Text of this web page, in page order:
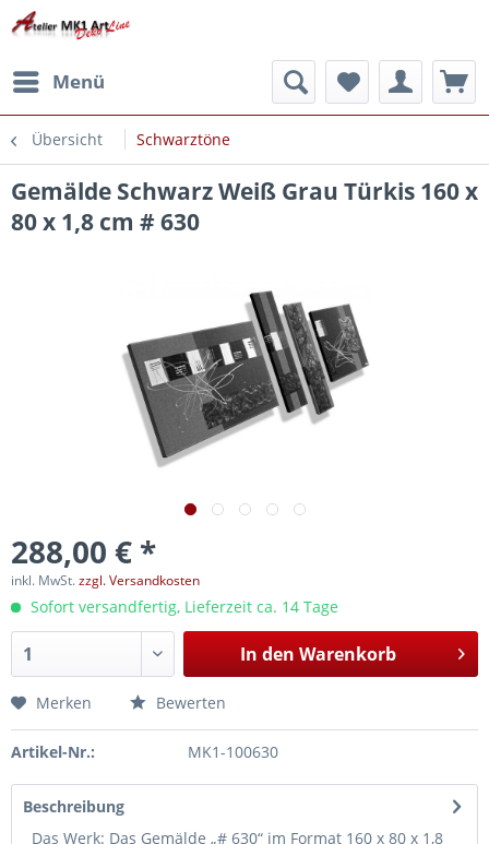
Menü
Übersicht Schwarztöne
Gemälde Schwarz Weiß Grau Türkis 160 x
80 x 1,8 cm # 630
288,00 € *
inkl. MwSt.zzgl. Versandkosten
Sofort versandfertig, Lieferzeit ca. 14 Tage
In den Warenkorb
Merken Bewerten
Artikel-Nr.: MK1-100630
Beschreibung
Das Werk: Das Gemälde „# 630“ im Format 160 x 80 x 1,8